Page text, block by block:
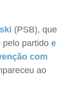
(PSB), que
pelo partido e
com
ao